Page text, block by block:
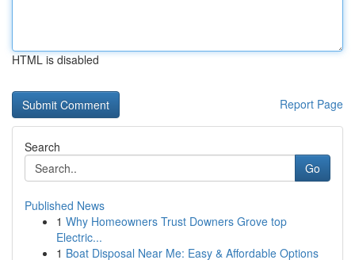
HTML is disabled
Report Page
Search
Go
Published News
1 Why Homeowners Trust Downers Grove top
Electric...
1 Boat Disposal Near Me: Easy & Affordable Options